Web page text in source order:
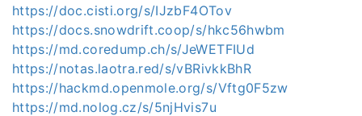
https://doc.cisti.org/s/IJzbF4OTov
https://docs.snowdrift.coop/s/hkc56hwbm
https://md.coredump.ch/s/JeWETFIUd
https://notas.laotra.red/s/vBRivkkBhR
https://hackmd.openmole.org/s/Vftg0F5zw
https://md.nolog.cz/s/5njHvis7u